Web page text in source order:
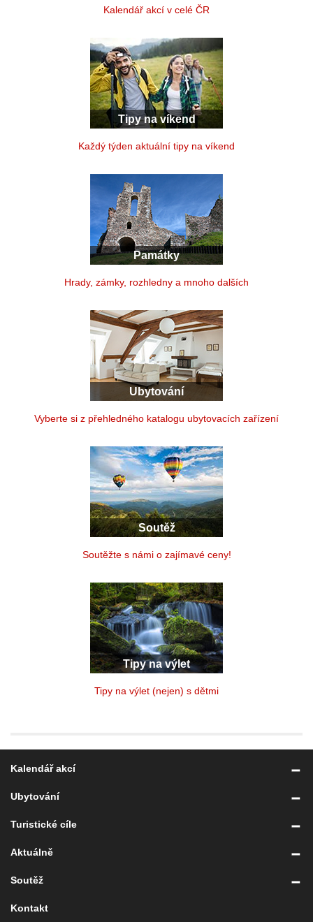
Kalendář akcí v celé ČR
Tipy na víkend
Každý týden aktuální tipy na víkend
Památky
Hrady, zámky, rozhledny a mnoho dalších
Ubytování
Vyberte si z přehledného katalogu ubytovacích zařízení
Soutěž
Soutěžte s námi o zajímavé ceny!
Tipy na výlet
Tipy na výlet (nejen) s dětmi
Kalendář akcí
Ubytování
Turistické cíle
Aktuálně
Soutěž
Kontakt